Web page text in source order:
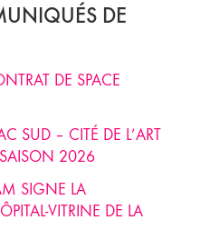
DE
DE SPACE
SUD – CITÉ DE L’ART
2026
SIGNE LA
VITRINE DE LA